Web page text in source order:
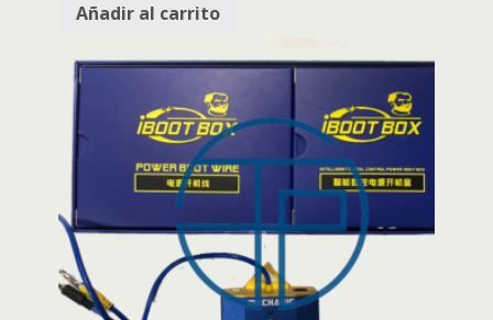
Añadir al carrito